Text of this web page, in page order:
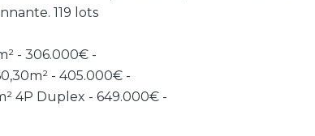
119 lots
- 306.000€ -
- 405.000€ -
4P Duplex - 649.000€ -